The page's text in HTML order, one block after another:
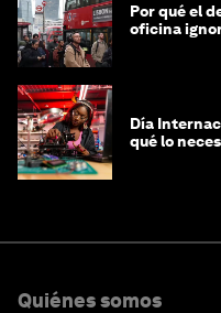
Por qué el
oficina
Día
qué lo
Quiénes somos